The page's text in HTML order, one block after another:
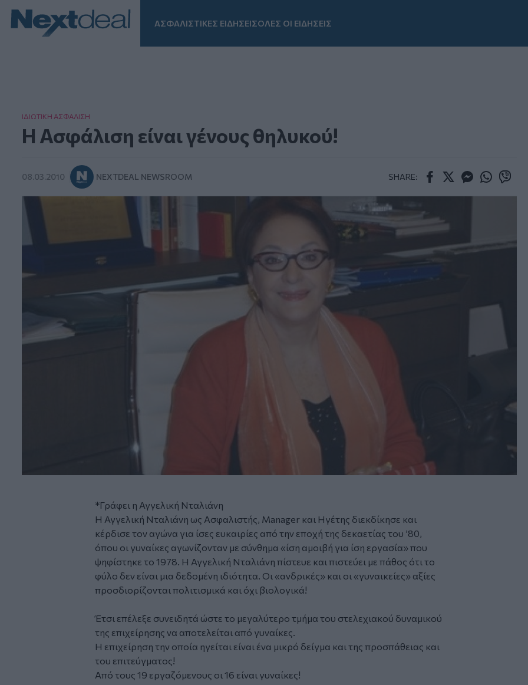
ΑΣΦΑΛΙΣΤΙΚΕΣ ΕΙΔΗΣΕΙΣΟΛΕΣ ΟΙ ΕΙΔΗΣΕΙΣ
ΙΔΙΩΤΙΚΗ ΑΣΦAΛΙΣΗ
Η Ασφάλιση είναι γένους θηλυκού!
08.03.2010 NEXTDEAL NEWSROOM SHARE:
*Γράφει η Αγγελική Νταλιάνη
Η Αγγελική Νταλιάνη ως Ασφαλιστής, Manager και Ηγέτης διεκδίκησε και
κέρδισε τον αγώνα για ίσες ευκαιρίες από την εποχή της δεκαετίας του ’80,
όπου οι γυναίκες αγωνίζονταν με σύνθημα «ίση αμοιβή για ίση εργασία» που
ψηφίστηκε το 1978. Η Αγγελική Νταλιάνη πίστευε και πιστεύει με πάθος ότι το
φύλο δεν είναι μια δεδομένη ιδιότητα. Οι «ανδρικές» και οι «γυναικείες» αξίες
προσδιορίζονται πολιτισμικά και όχι βιολογικά!
Έτσι επέλεξε συνειδητά ώστε το μεγαλύτερο τμήμα του στελεχιακού δυναμικού
της επιχείρησης να αποτελείται από γυναίκες.
Η επιχείρηση την οποία ηγείται είναι ένα μικρό δείγμα και της προσπάθειας και
του επιτεύγματος!
Από τους 19 εργαζόμενους οι 16 είναι γυναίκες!